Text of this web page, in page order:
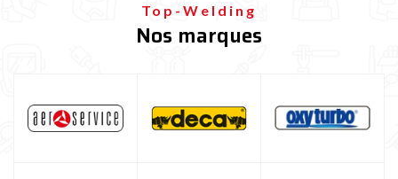
Top-Welding
Nos marques